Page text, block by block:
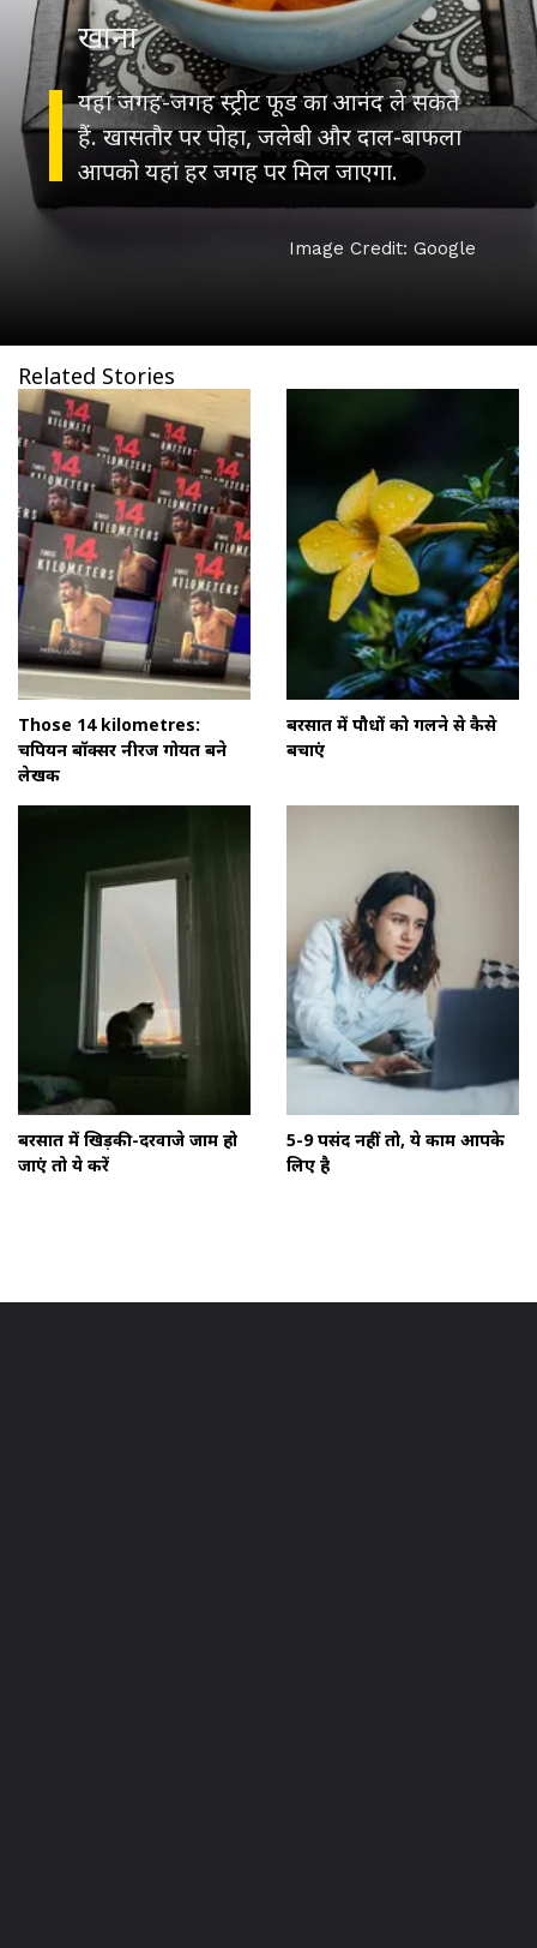
यहां जगह-जगह स्ट्रीट फूड का आनंद ले सकते
हैं. खासतौर पर पोहा, जलेबी और दाल-बाफला
आपको यहां हर जगह पर मिल जाएगा.
खाना
Image Credit: Google
Related Stories
Those 14 kilometres:
चैंपियन बॉक्सर नीरज गोयत बने
लेखक
बरसात में पौधों को गलने से कैसे
बचाएं
बरसात में खिड़की-दरवाजे जाम हो
जाएं तो ये करें
5-9 पसंद नहीं तो, ये काम आपके
लिए है